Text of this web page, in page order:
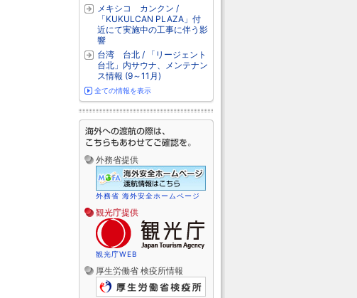
メキシコ カンクン /
「KUKULCAN PLAZA」付
近にて実施中の工事に伴う影
響
台湾 台北 / 「リージェント
台北」内サウナ、メンテナン
ス情報 (9～11月)
全ての情報を表示
外務省提供
外務省 海外安全ホームページ
観光庁提供
観光庁WEB
厚生労働省 検疫所情報